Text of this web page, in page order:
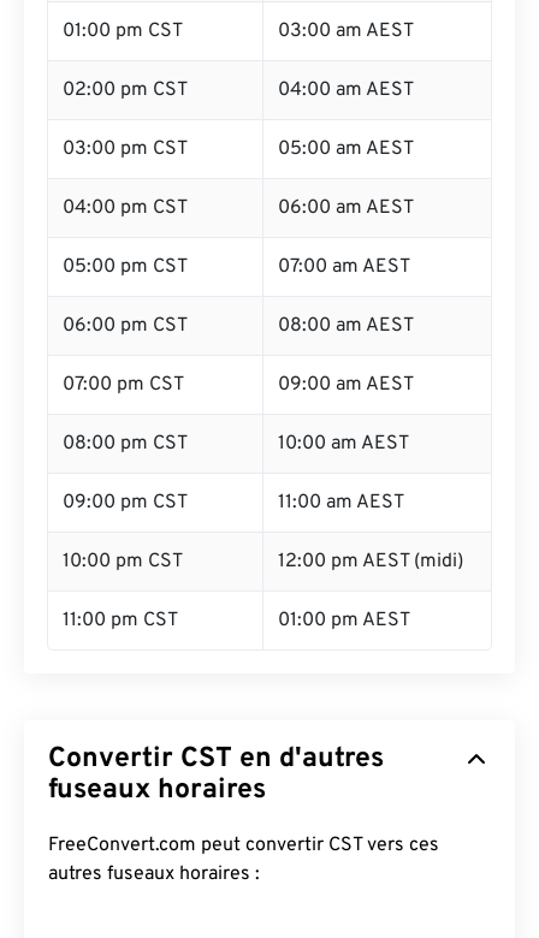
01:00 pm CST 03:00 am AEST
02:00 pm CST 04:00 am AEST
03:00 pm CST 05:00 am AEST
04:00 pm CST 06:00 am AEST
05:00 pm CST 07:00 am AEST
06:00 pm CST 08:00 am AEST
07:00 pm CST 09:00 am AEST
08:00 pm CST 10:00 am AEST
09:00 pm CST 11:00 am AEST
10:00 pm CST 12:00 pm AEST (midi)
11:00 pm CST 01:00 pm AEST
Convertir CST en d'autres
fuseaux horaires
FreeConvert.com peut convertir CST vers ces
autres fuseaux horaires :